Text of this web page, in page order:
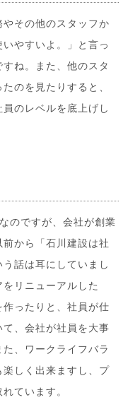
その他のスタッフか
やすいよ。」と言っ
ね。また、他のスタ
のを見たりすると、
のレベルを底上げし
のですが、会社が創業
から「石川建設は社
話は耳にしていまし
リニューアルした
ったりと、社員が仕
、会社が社員を大事
、ワークライフバラ
しく出来ますし、プ
ています。